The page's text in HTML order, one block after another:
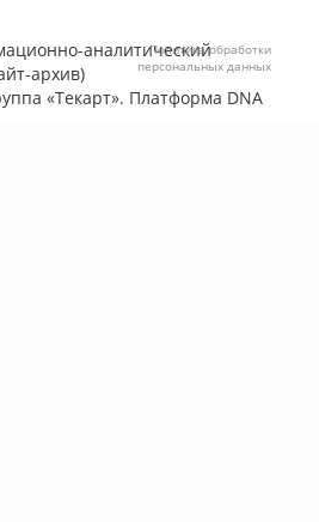
аналитический
архив)
«Текарт». Платформа DNA
Политика обработки
персональных данных